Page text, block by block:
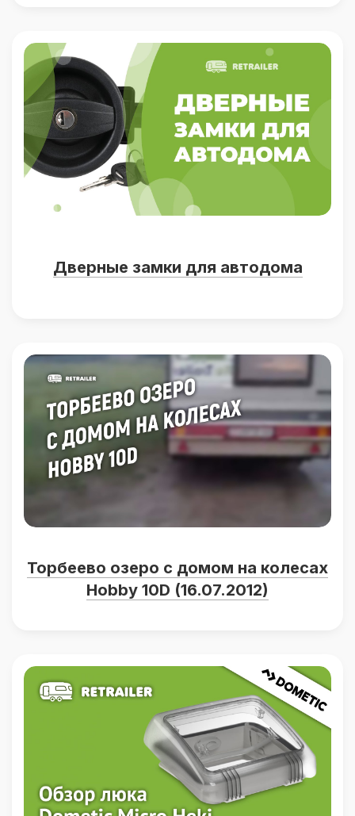
Дверные замки для автодома
Торбеево озеро с домом на колесах
Hobby 10D (16.07.2012)